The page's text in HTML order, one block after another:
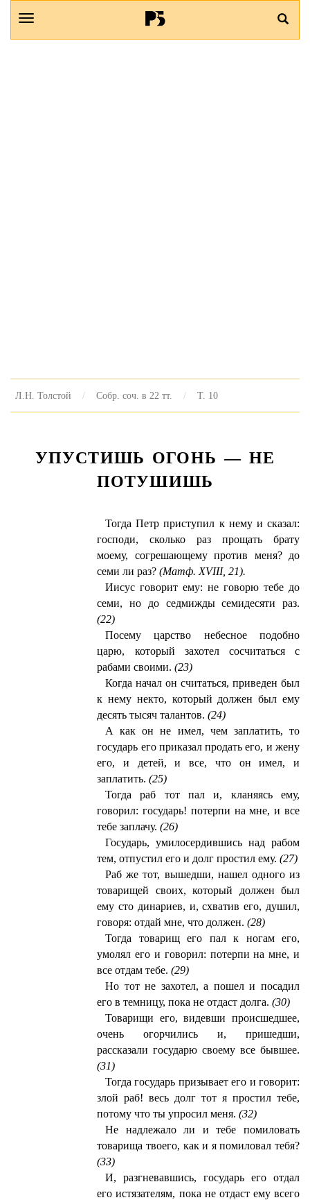
Л.Н. Толстой Собр. соч. в 22 тт. Т. 10
УПУСТИШЬ ОГОНЬ — НЕ
ПОТУШИШЬ
Тогда Петр приступил к нему и сказал:
господи, сколько раз прощать брату
моему, согрешающему против меня? до
семи ли раз?(Матф. XVIII, 21).
Иисус говорит ему: не говорю тебе до
семи, но до седмижды семидесяти раз.
(22)
Посему царство небесное подобно
царю, который захотел сосчитаться с
рабами своими.(23)
Когда начал он считаться, приведен был
к нему некто, который должен был ему
десять тысяч талантов.(24)
А как он не имел, чем заплатить, то
государь его приказал продать его, и жену
его, и детей, и все, что он имел, и
заплатить.(25)
Тогда раб тот пал и, кланяясь ему,
говорил: государь! потерпи на мне, и все
тебе заплачу.(26)
Государь, умилосердившись над рабом
тем, отпустил его и долг простил ему.(27)
Раб же тот, вышедши, нашел одного из
товарищей своих, который должен был
ему сто динариев, и, схватив его, душил,
говоря: отдай мне, что должен.(28)
Тогда товарищ его пал к ногам его,
умолял его и говорил: потерпи на мне, и
все отдам тебе.(29)
Но тот не захотел, а пошел и посадил
его в темницу, пока не отдаст долга.(30)
Товарищи его, видевши происшедшее,
очень огорчились и, пришедши,
рассказали государю своему все бывшее.
(31)
Тогда государь призывает его и говорит:
злой раб! весь долг тот я простил тебе,
потому что ты упросил меня.(32)
Не надлежало ли и тебе помиловать
товарища твоего, как и я помиловал тебя?
(33)
И, разгневавшись, государь его отдал
его истязателям, пока не отдаст ему всего